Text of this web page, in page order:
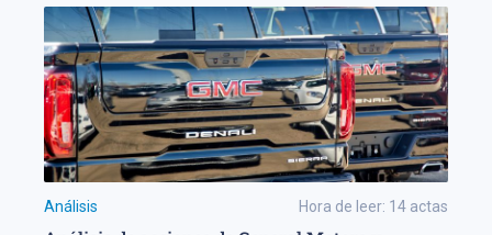
Análisis Hora de leer: 14 actas